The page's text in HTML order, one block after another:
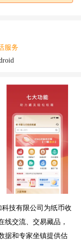
服务
技有限公司为纸币收
线交流、交易藏品，
据和专家坐镇提供估